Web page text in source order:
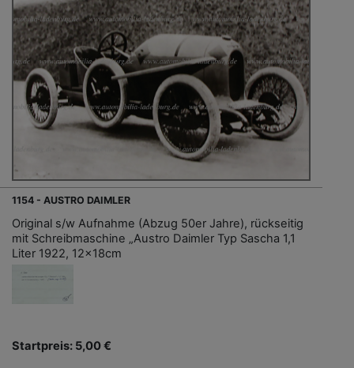
1154 - AUSTRO DAIMLER
Original s/w Aufnahme (Abzug 50er Jahre), rückseitig
mit Schreibmaschine „Austro Daimler Typ Sascha 1,1
Liter 1922, 12x18cm
Startpreis: 5,00 €